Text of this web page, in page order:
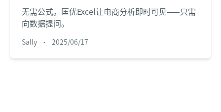
无需公式。匡优Excel让电商分析即时可见——只需
向数据提问。
Sally • 2025/06/17